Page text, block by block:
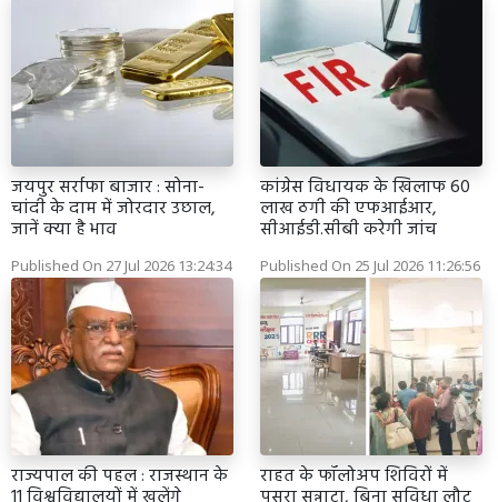
जयपुर सर्राफा बाजार : सोना-
चांदी के दाम में जोरदार उछाल,
जानें क्या है भाव
Published On 27 Jul 2026 13:24:34
कांग्रेस विधायक के खिलाफ 60
लाख ठगी की एफआईआर,
सीआईडी.सीबी करेगी जांच
Published On 25 Jul 2026 11:26:56
राज्यपाल की पहल : राजस्थान के राहत के फॉलोअप शिविरों में